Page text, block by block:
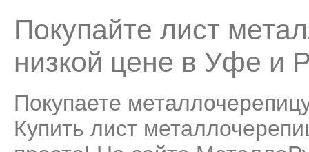
Покупайте лист
низкой цене в Уфе и
Покупаете
Купить лист